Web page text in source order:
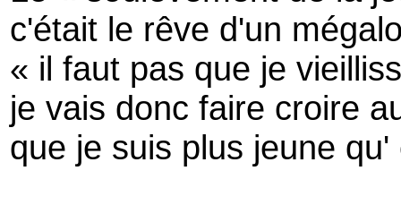
c'était le rêve d'un
« il faut pas que je
je vais donc faire croire
que je suis plus jeune qu'